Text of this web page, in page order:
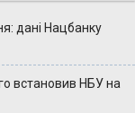
дані Нацбанку
встановив НБУ на